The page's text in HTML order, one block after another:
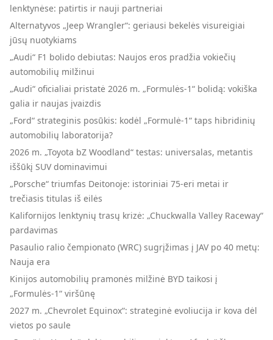
lenktynėse: patirtis ir nauji partneriai
Alternatyvos „Jeep Wrangler“: geriausi bekelės visureigiai
jūsų nuotykiams
„Audi“ F1 bolido debiutas: Naujos eros pradžia vokiečių
automobilių milžinui
„Audi“ oficialiai pristatė 2026 m. „Formulės-1“ bolidą: vokiška
galia ir naujas įvaizdis
„Ford“ strateginis posūkis: kodėl „Formulė-1“ taps hibridinių
automobilių laboratorija?
2026 m. „Toyota bZ Woodland“ testas: universalas, metantis
iššūkį SUV dominavimui
„Porsche“ triumfas Deitonoje: istoriniai 75-eri metai ir
trečiasis titulas iš eilės
Kalifornijos lenktynių trasų krizė: „Chuckwalla Valley Raceway“
pardavimas
Pasaulio ralio čempionato (WRC) sugrįžimas į JAV po 40 metų:
Nauja era
Kinijos automobilių pramonės milžinė BYD taikosi į
„Formulės-1“ viršūnę
2027 m. „Chevrolet Equinox“: strateginė evoliucija ir kova dėl
vietos po saule